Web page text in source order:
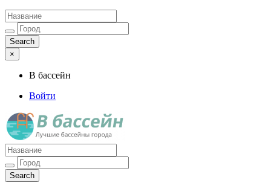
×
В бассейн
Войти
Лучшие бассейны города